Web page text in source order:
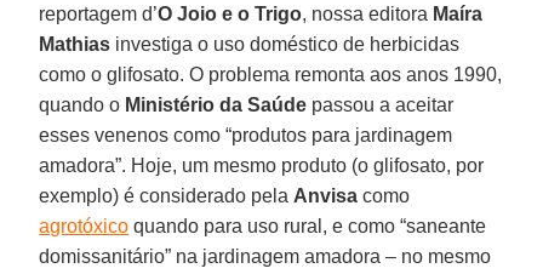
reportagem d’O Joio e o Trigo, nossa editora Maíra
Mathias investiga o uso doméstico de herbicidas
como o glifosato. O problema remonta aos anos 1990,
quando o Ministério da Saúde passou a aceitar
esses venenos como “produtos para jardinagem
amadora”. Hoje, um mesmo produto (o glifosato, por
exemplo) é considerado pela Anvisa como
agrotóxico quando para uso rural, e como “saneante
domissanitário” na jardinagem amadora – no mesmo